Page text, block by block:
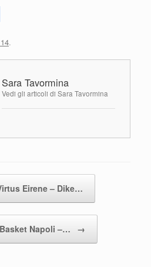
o
n
vi
di
.
Sara Tavormina
Vedi gli articoli di Sara Tavormina
Eirene – Dike…
Napoli –… →